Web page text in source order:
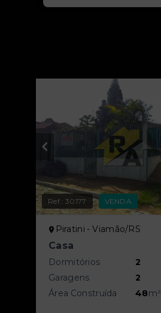
Ref.:30177 VENDA
Piratini - Viamão/RS
Casa
Dormitórios
2
Garagens
2
Área Construída
48m²